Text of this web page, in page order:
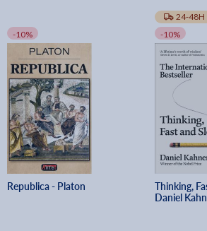
-10%
Republica - Platon
24-48H
-10%
Thinking,
Daniel